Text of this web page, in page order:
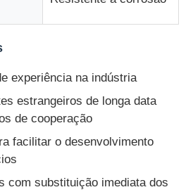
experiência na indústria
estrangeiros de longa data
de cooperação
facilitar o desenvolvimento
com substituição imediata dos